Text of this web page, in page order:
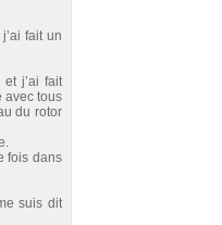
fait un
j’ai fait
avec tous
du rotor
fois dans
suis dit